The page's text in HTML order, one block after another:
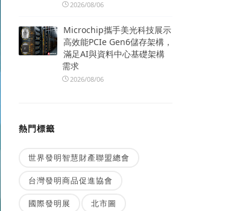
2026/08/06
Microchip攜手美光科技展示
高效能PCIe Gen6儲存架構，
滿足AI與資料中心基礎架構
需求
2026/08/06
熱門標籤
世界發明智慧財產聯盟總會
台灣發明商品促進協會
國際發明展 北市圖